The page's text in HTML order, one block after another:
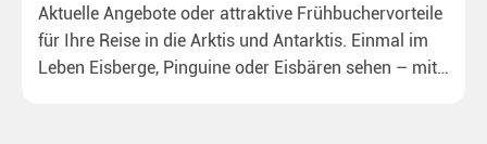
Aktuelle Angebote oder attraktive Frühbuchervorteile
für Ihre Reise in die Arktis und Antarktis. Einmal im
Leben Eisberge, Pinguine oder Eisbären sehen – mit